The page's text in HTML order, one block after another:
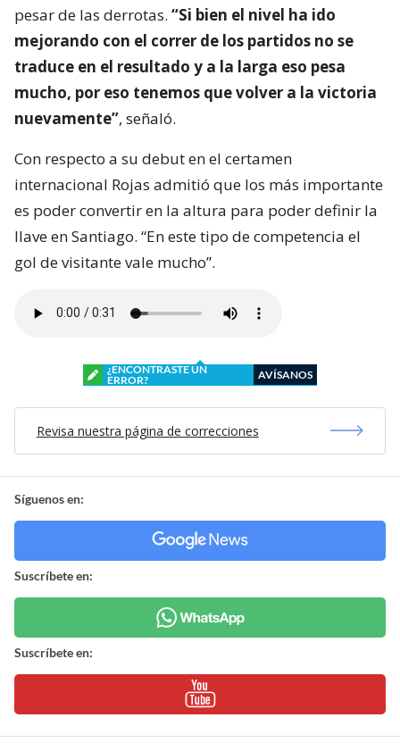
pesar de las derrotas. “Si bien el nivel ha ido
mejorando con el correr de los partidos no se
traduce en el resultado y a la larga eso pesa
mucho, por eso tenemos que volver a la victoria
nuevamente”, señaló.
Con respecto a su debut en el certamen
internacional Rojas admitió que los más importante
es poder convertir en la altura para poder definir la
llave en Santiago. “En este tipo de competencia el
gol de visitante vale mucho”.
¿ENCONTRASTE UN
ERROR?
AVÍSANOS
Revisa nuestra página de correcciones
Síguenos en:
Suscríbete en:
Suscríbete en: